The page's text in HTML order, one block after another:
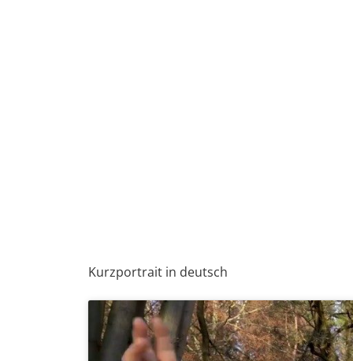
Kurzportrait in deutsch